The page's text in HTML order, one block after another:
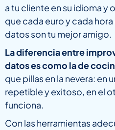
a tu cliente en su idioma y
que cada euro y cada
datos son tu mejor amigo.
La diferencia entre
datos es como la de
que pillas en la nevera: en
repetible y exitoso, en el
funciona.
Con las herramientas